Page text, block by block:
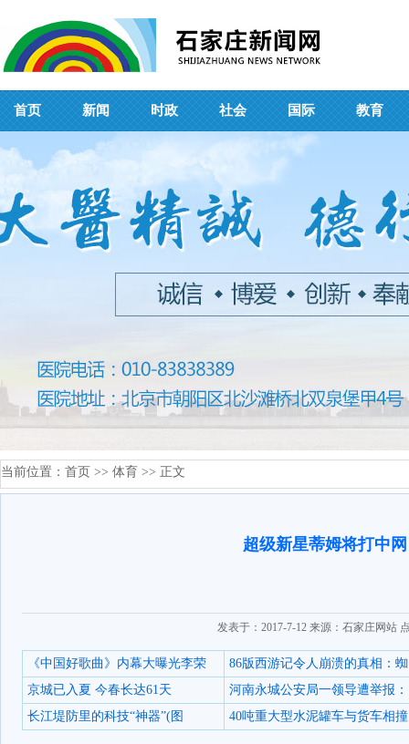
首页 新闻 时政 社会 国际 教育
当前位置： 首页 >> 体育 >> 正文
超级新星蒂姆将打中网
发表于：2017-7-12 来源：石家庄网站
《中国好歌曲》内幕大曝光李荣
86版西游记令人崩溃的真相：蜘
京城已入夏 今春长达61天
河南永城公安局一领导遭举报：
长江堤防里的科技“神器”(图
40吨重大型水泥罐车与货车相撞